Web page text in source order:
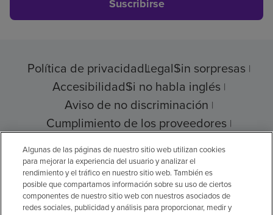
Suscribirse
Política de privacidadLegalSin sorpresas
AccesibilidadSi no habla inglés
Aviso de no discriminación
Cumplimiento de los proveedores
© 2026 Encompass Health Corporation
Algunas de las páginas de nuestro sitio web utilizan cookies
para mejorar la experiencia del usuario y analizar el
rendimiento y el tráfico en nuestro sitio web. También es
posible que compartamos información sobre su uso de ciertos
componentes de nuestro sitio web con nuestros asociados de
redes sociales, publicidad y análisis para proporcionar, medir y